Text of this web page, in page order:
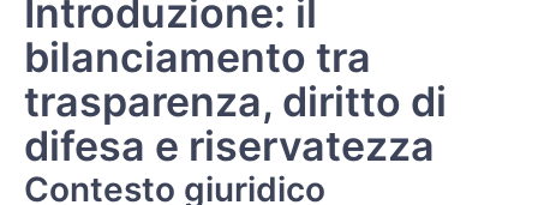
Introduzione: il
bilanciamento tra
trasparenza, diritto di
difesa e riservatezza
Contesto giuridico